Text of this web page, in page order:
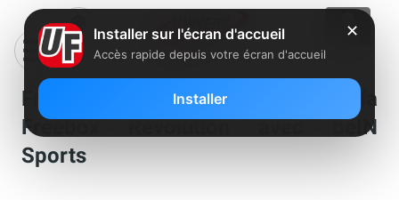
Free met à jour sa publicité pour la
Freebox Révolution avec beIN
Sports
✕
Installer sur l'écran d'accueil
Accès rapide depuis votre écran d'accueil
Installer